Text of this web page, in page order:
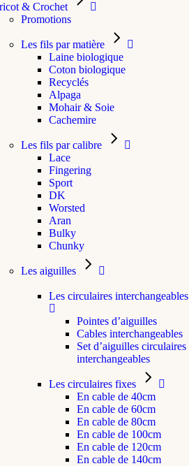
& Crochet
Promotions
Les fils par matière
Laine biologique
Coton biologique
Recyclés
Alpaga
Mohair & Soie
Cachemire
Les fils par calibre
Lace
Fingering
Sport
DK
Worsted
Aran
Bulky
Chunky
Les aiguilles
Les circulaires interchangeables
Pointes d’aiguilles
Cables interchangeables
Set d’aiguilles circulaires
interchangeables
Les circulaires fixes
En cable de 40cm
En cable de 60cm
En cable de 80cm
En cable de 100cm
En cable de 120cm
En cable de 140cm